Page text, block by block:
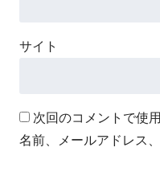
サイト
次回のコメントで使
名前、メールアドレス